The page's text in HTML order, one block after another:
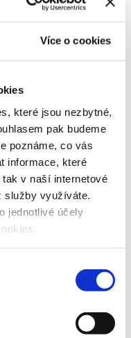
Více o cookies
které jsou nezbytné,
pak budeme
poznáme, co vás
informace, které
v naší internetové
služby využíváte.
jednotlivé účely